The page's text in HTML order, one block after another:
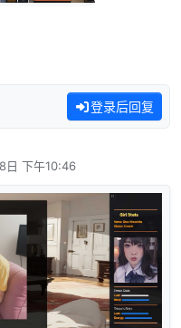
登录后回复
日 下午10:46